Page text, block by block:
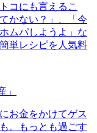
コにも言えるこ
かない？」、「今
ムパしようよ」な
単レシピを人気料
」
お金をかけてゲス
。もっとも過ごす